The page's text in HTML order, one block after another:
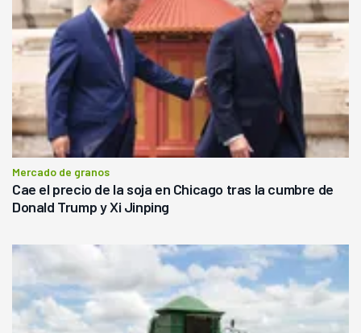
Mercado de granos
Cae el precio de la soja en Chicago tras la cumbre de
Donald Trump y Xi Jinping